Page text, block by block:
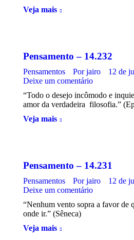
Veja mais
Pensamento – 14.232
Pensamentos Porjairo
12 de
Deixe um comentário
“Todo o desejo incômodo e
amor da verdadeira filosofia.”
Veja mais
Pensamento – 14.231
Pensamentos Porjairo
12 de
Deixe um comentário
“Nenhum vento sopra a favor de
onde ir.” (Sêneca)
Veja mais